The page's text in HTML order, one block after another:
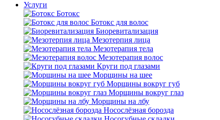
Услуги
Ботокс
Ботокс для волос
Биоревитализация
Мезотерпия лица
Мезотерапия тела
Мезотерапия волос
Круги под глазами
Морщины на шее
Морщины вокруг губ
Морщины вокруг глаз
Морщины на лбу
Носослёзная борозда